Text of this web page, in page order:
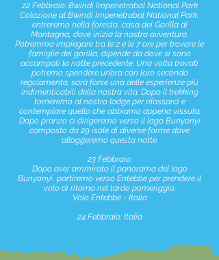
22 Febbraio: Bwindi Impenetrabal National Park
Colazione al Bwindi Impenetrabal National Park,
entreremo nella foresta, casa dei Gorilla di
Montagna, dove inizia la nostra avventura.
Potremmo impiegare tra le 2 e le 7 ore per trovare le
famiglie dei gorilla, dipende da dove si sono
accampati la notte precedente. Una volta trovati
potremo spendere un’ora con loro secondo
regolamento, sarà forse una delle esperienze più
indimenticabili della nostra vita. Dopo il trekking
torneremo al nostro lodge per rilassarci e
contemplare quello che abbiamo appena vissuto.
Dopo pranzo ci dirigeremo verso il lago Bunyonyi
composto da 29 isole di diverse forme dove
alloggeremo questa notte.
23 Febbraio:
Dopo aver ammirato il panorama del lago
Bunyonyi, partiremo verso Entebbe per prendere il
volo di ritorno nel tardo pomeriggio.
Volo Entebbe - Italia
24 Febbraio: Italia